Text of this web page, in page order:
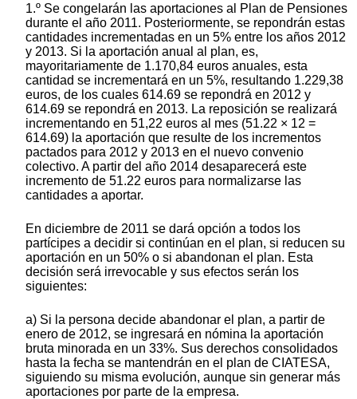
1.º Se congelarán las aportaciones al Plan de Pensiones
durante el año 2011. Posteriormente, se repondrán estas
cantidades incrementadas en un 5% entre los años 2012
y 2013. Si la aportación anual al plan, es,
mayoritariamente de 1.170,84 euros anuales, esta
cantidad se incrementará en un 5%, resultando 1.229,38
euros, de los cuales 614.69 se repondrá en 2012 y
614.69 se repondrá en 2013. La reposición se realizará
incrementando en 51,22 euros al mes (51.22 × 12 =
614.69) la aportación que resulte de los incrementos
pactados para 2012 y 2013 en el nuevo convenio
colectivo. A partir del año 2014 desaparecerá este
incremento de 51.22 euros para normalizarse las
cantidades a aportar.
En diciembre de 2011 se dará opción a todos los
partícipes a decidir si continúan en el plan, si reducen su
aportación en un 50% o si abandonan el plan. Esta
decisión será irrevocable y sus efectos serán los
siguientes:
a) Si la persona decide abandonar el plan, a partir de
enero de 2012, se ingresará en nómina la aportación
bruta minorada en un 33%. Sus derechos consolidados
hasta la fecha se mantendrán en el plan de CIATESA,
siguiendo su misma evolución, aunque sin generar más
aportaciones por parte de la empresa.